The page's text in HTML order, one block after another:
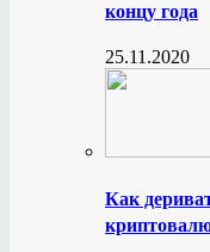
концу года
25.11.2020
Как